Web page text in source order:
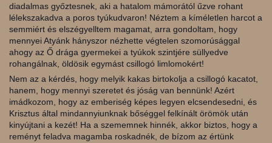
diadalmas győztesnek, aki a hatalom mámorától űzve rohant
lélekszakadva a poros tyúkudvaron! Néztem a kíméletlen harcot a
semmiért és elszégyelltem magamat, arra gondoltam, hogy
mennyei Atyánk hányszor nézhette végtelen szomorúsággal
ahogy az Ő drága gyermekei a tyúkok szintjére süllyedve
rohangálnak, öldösik egymást csillogó limlomokért!
Nem az a kérdés, hogy melyik kakas birtokolja a csillogó kacatot,
hanem, hogy mennyi szeretet és jóság van bennünk! Azért
imádkozom, hogy az emberiség képes legyen elcsendesedni, és
Krisztus által mindannyiunknak bőséggel felkínált örömök után
kinyújtani a kezét! Ha a szememnek hinnék, akkor biztos, hogy a
reményt feladva magamba roskadnék, de bízom az értünk